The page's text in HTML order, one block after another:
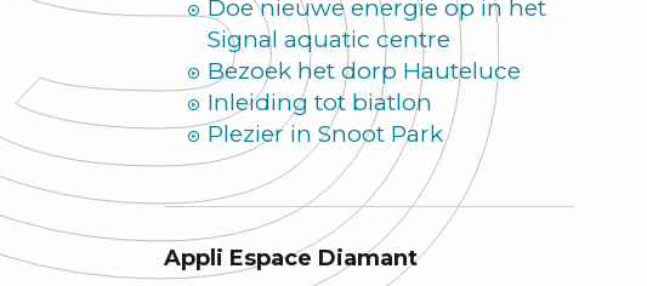
Doe nieuwe energie op in het
Signal aquatic centre
Bezoek het dorp Hauteluce
Inleiding tot biatlon
Plezier in Snoot Park
Appli Espace Diamant